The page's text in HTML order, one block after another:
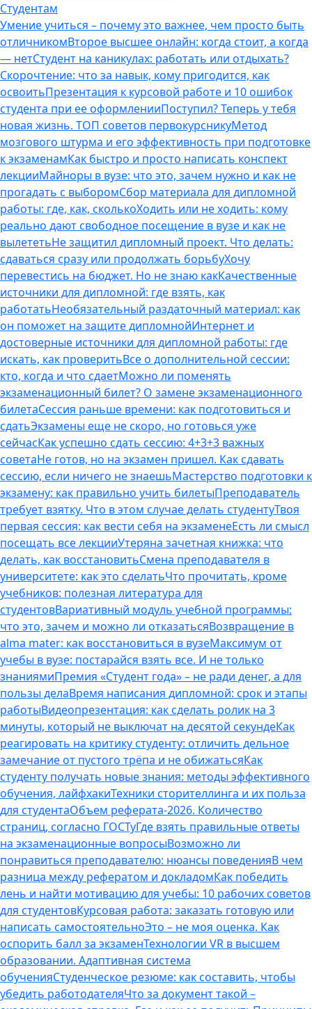
Студентам
Умение учиться – почему это важнее, чем просто быть
отличникомВторое высшее онлайн: когда стоит, а когда
— нетСтудент на каникулах: работать или отдыхать?
Скорочтение: что за навык, кому пригодится, как
освоитьПрезентация к курсовой работе и 10 ошибок
студента при ее оформленииПоступил? Теперь у тебя
новая жизнь. ТОП советов первокурсникуМетод
мозгового штурма и его эффективность при подготовке
к экзаменамКак быстро и просто написать конспект
лекцииМайноры в вузе: что это, зачем нужно и как не
прогадать с выборомСбор материала для дипломной
работы: где, как, сколькоХодить или не ходить: кому
реально дают свободное посещение в вузе и как не
вылететьНе защитил дипломный проект. Что делать:
сдаваться сразу или продолжать борьбуХочу
перевестись на бюджет. Но не знаю какКачественные
источники для дипломной: где взять, как
работатьНеобязательный раздаточный материал: как
он поможет на защите дипломнойИнтернет и
достоверные источники для дипломной работы: где
искать, как проверитьВсе о дополнительной сессии:
кто, когда и что сдаетМожно ли поменять
экзаменационный билет? О замене экзаменационного
билетаСессия раньше времени: как подготовиться и
сдатьЭкзамены еще не скоро, но готовься уже
сейчасКак успешно сдать сессию: 4+3+3 важных
советаНе готов, но на экзамен пришел. Как сдавать
сессию, если ничего не знаешьМастерство подготовки к
экзамену: как правильно учить билетыПреподаватель
требует взятку. Что в этом случае делать студентуТвоя
первая сессия: как вести себя на экзаменеЕсть ли смысл
посещать все лекцииУтеряна зачетная книжка: что
делать, как восстановитьСмена преподавателя в
университете: как это сделатьЧто прочитать, кроме
учебников: полезная литература для
студентовВариативный модуль учебной программы:
что это, зачем и можно ли отказатьсяВозвращение в
alma mater: как восстановиться в вузеМаксимум от
учебы в вузе: постарайся взять все. И не только
знаниямиПремия «Студент года» – не ради денег, а для
пользы делаВремя написания дипломной: срок и этапы
работыВидеопрезентация: как сделать ролик на 3
минуты, который не выключат на десятой секундеКак
реагировать на критику студенту: отличить дельное
замечание от пустого трёпа и не обижатьсяКак
студенту получать новые знания: методы эффективного
обучения, лайфхакиТехники сторителлинга и их польза
для студентаОбъем реферата-2026. Количество
страниц, согласно ГОСТуГде взять правильные ответы
на экзаменационные вопросыВозможно ли
понравиться преподавателю: нюансы поведенияВ чем
разница между рефератом и докладомКак победить
лень и найти мотивацию для учебы: 10 рабочих советов
для студентовКурсовая работа: заказать готовую или
написать самостоятельноЭто – не моя оценка. Как
оспорить балл за экзаменТехнологии VR в высшем
образовании. Адаптивная система
обученияСтуденческое резюме: как составить, чтобы
убедить работодателяЧто за документ такой –